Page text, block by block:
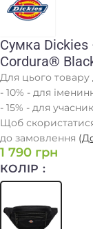
Сумка Dickies
Cordura®
Для цього товару
- 10% - для
- 15% - для
Щоб
до замовлення (
1 790 грн
КОЛІР